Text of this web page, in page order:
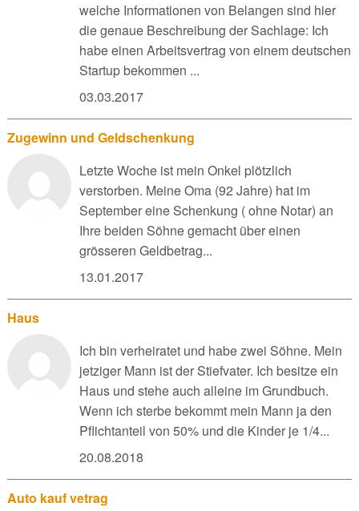
welche Informationen von Belangen sind hier
die genaue Beschreibung der Sachlage: Ich
habe einen Arbeitsvertrag von einem deutschen
Startup bekommen ...
03.03.2017
Zugewinn und Geldschenkung
Letzte Woche ist mein Onkel plötzlich
verstorben. Meine Oma (92 Jahre) hat im
September eine Schenkung ( ohne Notar) an
Ihre beiden Söhne gemacht über einen
grösseren Geldbetrag...
13.01.2017
Haus
Ich bin verheiratet und habe zwei Söhne. Mein
jetziger Mann ist der Stiefvater. Ich besitze ein
Haus und stehe auch alleine im Grundbuch.
Wenn ich sterbe bekommt mein Mann ja den
Pflichtanteil von 50% und die Kinder je 1/4...
20.08.2018
Auto kauf vetrag